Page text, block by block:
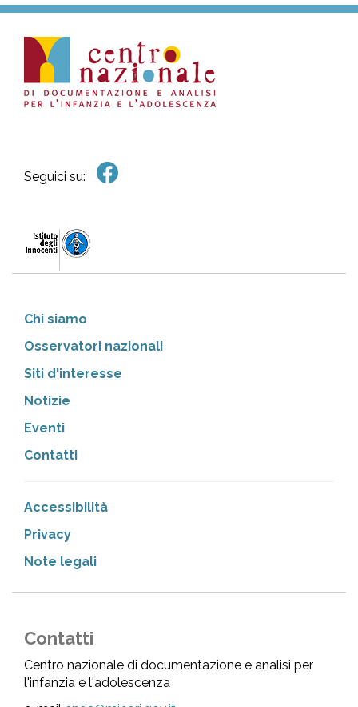
Seguici su:
Chi siamo
Osservatori nazionali
Siti d'interesse
Notizie
Eventi
Contatti
Accessibilità
Privacy
Note legali
Contatti
Centro nazionale di documentazione e analisi per
l'infanzia e l'adolescenza